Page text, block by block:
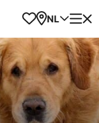
Favorieten
Kaart
NL Menu